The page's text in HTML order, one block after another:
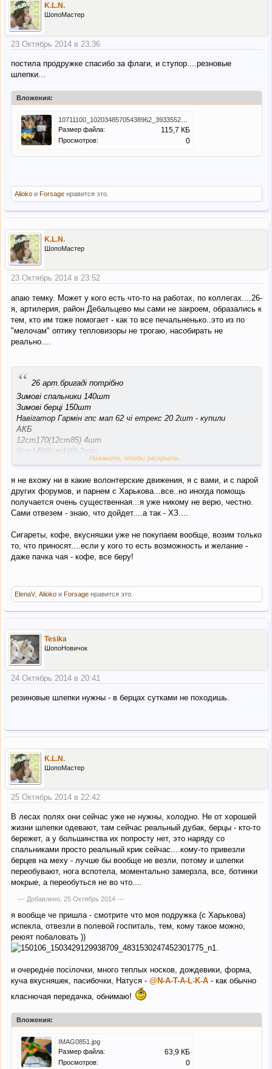
K.L.N.
ШопоМастер
23 Октябрь 2014 в 23:36
постила продружке спасибо за флаги, и ступор....резновые
шлепки...
Вложения:
Размер файла:
115,7 КБ
Просмотров: 0
Alioko и Forsage нравится это.
K.L.N.
ШопоМастер
23 Октябрь 2014 в 23:52
апаю темку. Может у кого есть что-то на работах, по коллегах....26-
я, артилерия, район Дебальцево мы сами не закроем, образались к
тем, кто им тоже помогает - как то все печальненько..это из по
"мелочам" оптику тепловизоры не трогаю, насобирать не
реально....
“ 26 арт.бригаді потрібно
Зимові спальники 140шт
Зимові берці 150шт
Навігатор Гармін гпс мап 62 чі етрекс 20 2шт - купили
АКБ
12ст170(12ст85) 4шт
6ст140(6ст190) 2шт
крони 9в 20шт
ізолента пвх 2уп
набор головок з трещоткой(до 32й) 4шт
хомути різні(від 10мм до 90мм)по 1 уп кожного розміру
колуни 4 шт
бензопила 2шт
холодна сварка 30шт
Гальмівна рідина БСК 2л
герметік 300" 10 тюб
Масло 10w40 10л
Антифриз зелений 10л
Нажмите, чтобы раскрыть...
я не вхожу ни в какие волонтерские движения, я с вами, и с парой
других форумов, и парнем с Харькова...все..но иногда помощь
получается очень существенная...я уже никому не верю, честно.
Сами отвезем - знаю, что дойдет....а так - ХЗ....
Сигареты, кофе, вкусняшки уже не покупаем вообще, возим только
то, что приносят....если у кого то есть возможность и желание -
даже пачка чая - кофе, все беру!
ElenaV, Alioko и Forsage нравится это.
Tesika
ШопоНовичок
24 Октябрь 2014 в 20:41
резиновые шлепки нужны - в берцах сутками не походишь.
K.L.N.
ШопоМастер
25 Октябрь 2014 в 22:42
В лесах полях они сейчас уже не нужны, холодно. Не от хорошей
жизни шлепки одевают, там сейчас реальный дубак, берцы - кто-то
бережет, а у большинства их попросту нет, это наряду со
спальниками просто реальный крик сейчас....кому-то привезли
берцев на меху - лучше бы вообще не везли, потому и шлепки
переобувают, нога вспотела, моментально замерзла, все, ботинки
мокрые, а переобуться не во что....
--- Добавлено, 25 Октябрь 2014---
я вообще че пришла - смотрите что моя подружка (с Харькова)
испекла, отвезли в полевой госпиталь, тем, кому такое можно,
реюят побаловать ))
и очередніе посілочки, много теплых носков, дождевики, форма,
куча вкусняшек, пасибочки, Натуся - @N-A-T-A-L-K-A - как обычно
класнючая передачка, обнимаю!
Вложения:
IMAG0851.jpg
Размер файла:
63,9 КБ
Просмотров: 0